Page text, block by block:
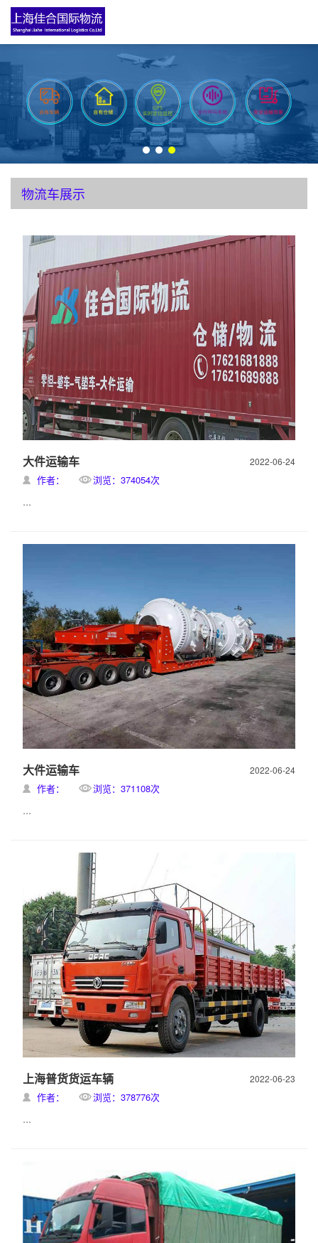
物流车展示
2022-06-24
大件运输车
作者： 浏览：374054次
...
2022-06-24
大件运输车
作者： 浏览：371108次
...
2022-06-23
上海普货货运车辆
作者： 浏览：378776次
...